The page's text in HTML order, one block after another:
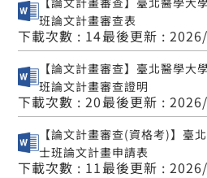
班論文計畫審查表
下載次數 : 14最後更新 :
【論文計畫審查】臺北醫學大
班論文計畫審查證明
下載次數 : 20最後更新 :
【論文計畫審查(資格考)】臺
士班論文計畫申請表
下載次數 : 11最後更新 :